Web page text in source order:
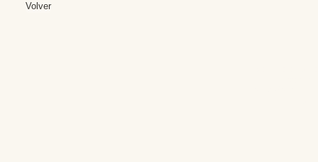
Volver